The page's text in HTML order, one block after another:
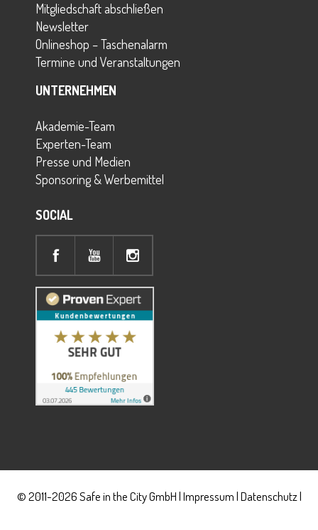
Mitgliedschaft abschließen
Newsletter
Onlineshop – Taschenalarm
Termine und Veranstaltungen
UNTERNEHMEN
Akademie-Team
Experten-Team
Presse und Medien
Sponsoring & Werbemittel
SOCIAL
© 2011-2026 Safe in the City GmbH |Impressum|Datenschutz|